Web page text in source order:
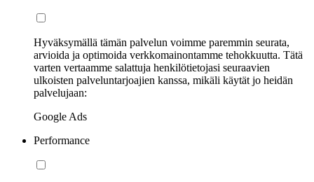
Hyväksymällä tämän palvelun voimme paremmin seurata,
arvioida ja optimoida verkkomainontamme tehokkuutta. Tätä
varten vertaamme salattuja henkilötietojasi seuraavien
ulkoisten palveluntarjoajien kanssa, mikäli käytät jo heidän
palvelujaan:
Google Ads
Performance